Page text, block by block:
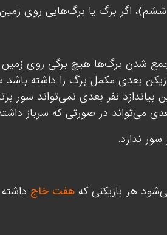
اگر برگ یا برگ‌هایی روی زمین
شدن برگ‌ها هیچ برگی روی زمین
بعدی مکمل برگ را داشته
نفر بعدی نمی‌تواند سور
می‌تواند در صورتی که سرباز داشته
ندارد.
هر بازیکنی که هفت خاج